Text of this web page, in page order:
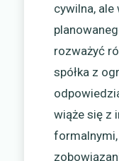
cywilna,
rozważyć
spółka z
wiąże się z